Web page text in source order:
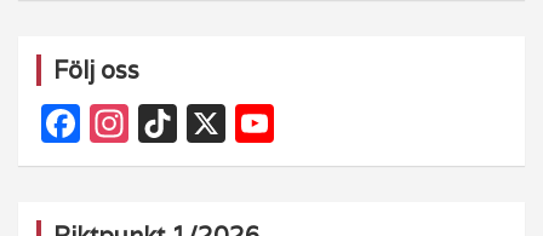
Följ oss
F
a
In
st
Ti
k
X
o